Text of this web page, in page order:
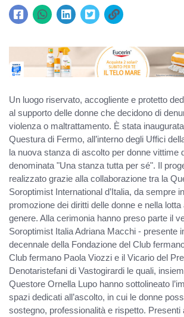
Un luogo riservato, accogliente e protetto
al supporto delle donne che decidono di
violenza o maltrattamento. È stata
Questura di Fermo, all’interno degli Uffici
la nuova stanza di ascolto per donne vittime
denominata "Una stanza tutta per sé". Il
realizzato grazie alla collaborazione tra la
Soroptimist International d’Italia, da sempre
promozione dei diritti delle donne e nella
genere. Alla cerimonia hanno preso parte il
Soroptimist Italia Adriana Macchi - presente
decennale della Fondazione del Club
Club fermano Paola Viozzi e il Vicario del
Denotaristefani di Vastogirardi le quali,
Questore Ornella Lupo hanno sottolineato
spazi dedicati all’ascolto, in cui le donne
sostegno, professionalità e rispetto. Presenti